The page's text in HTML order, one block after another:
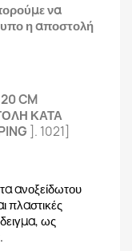
να
η αποστολή
CM
ΚΑΤΑ
]. 1021]
ανοξείδωτου
πλαστικές
ως